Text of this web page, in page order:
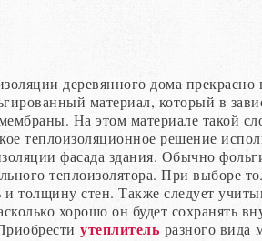
деревянного дома
материал, который в
На этом материале такой
теплоизоляционное решение
фасада здания. Обычно
теплоизолятора. При выборе
толщину стен. Также следует
хорошо он будет сохранять
утеплитель разного вида